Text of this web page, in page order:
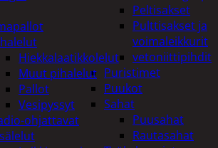
Peltisakset
Pulttisakset ja
voimaleikkurit
vetoniittipihdit
Puristimet
Puukot
Sahat
Puusahat
Rautasahat
Hiekkalaatikkolelut
Muut pihalelut
Pallot
Vesipyssyt
ohjattavat